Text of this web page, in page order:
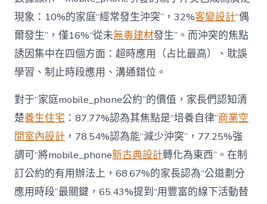
現象：10%的家庭“經常發生沖突”，32%客變設計“偶
爾發生”，僅16%“從未無毒建材發生”。而沖突的焦點
誘因集中在四個方面：超時應用（占比最高）、耽誤
學習、制止時段應用、溝通錯位。
對于“家庭mobile_phone公約”的價值，家長們認知清
楚養生住宅 ：87.77%認為其焦點是“培養自律”商業空
間室內設計 ，78.54%認為能“減少沖突”，77.25%強
調可“將mobile_phone新古典設計轉化為東西”。在制
訂公約的有用辦法上，68.67%的家長認為“公道劃分
應用時段”最關鍵，65.43%提到“用豐富的線下活動替